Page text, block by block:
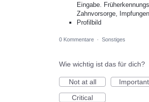
Eingabe.
Zahnvorsorge,
Profilbild
0 Kommentare · Sonstiges
Wie wichtig ist das für dich?
Not at all
Important
Critical